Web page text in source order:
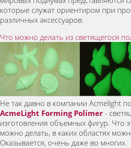
которые служат ориентиром при
различных аксессуаров.
Что можно делать из светящегося
Не так давно в компании Acmelight
AcmeLight Forming Polimer -
изготовления объемных фигур. Что
можно делать, в каких областях
Оказывается, очень даже во многих.